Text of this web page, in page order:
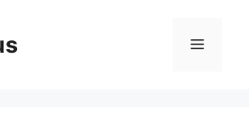
Menu